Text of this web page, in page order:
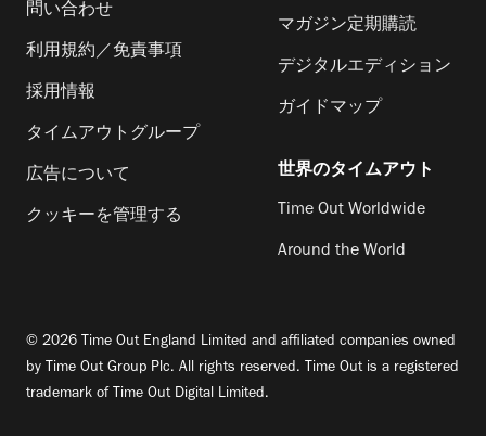
問い合わせ
利用規約／免責事項
採用情報
タイムアウトグループ
広告について
クッキーを管理する
マガジン定期購読
デジタルエディション
ガイドマップ
世界のタイムアウト
Time Out Worldwide
Around the World
© 2026 Time Out England Limited and affiliated companies owned
by Time Out Group Plc. All rights reserved. Time Out is a registered
trademark of Time Out Digital Limited.